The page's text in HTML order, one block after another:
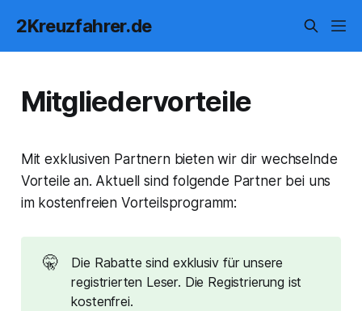
2Kreuzfahrer.de
Mitgliedervorteile
Mit exklusiven Partnern bieten wir dir wechselnde
Vorteile an. Aktuell sind folgende Partner bei uns
im kostenfreien Vorteilsprogramm:
🤫
Die Rabatte sind exklusiv für unsere
registrierten Leser. Die Registrierung ist
kostenfrei.